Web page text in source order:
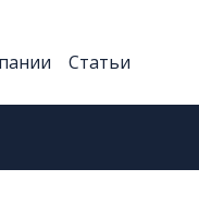
Статьи